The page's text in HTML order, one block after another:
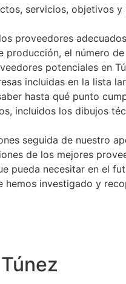
servicios, objetivos
proveedores
producción, el número
potenciales en
incluidas en la lista
hasta qué punto
incluidos los dibujos
seguida de nuestro
de los mejores
pueda necesitar en el
hemos investigado y